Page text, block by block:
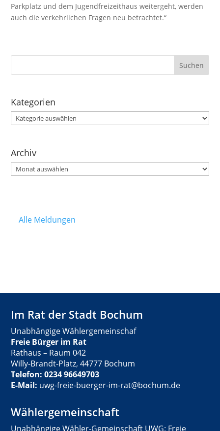
Parkplatz und dem Jugendfreizeithaus weitergeht, werden
auch die verkehrlichen Fragen neu betrachtet.“
Kategorien
Kategorien
Archiv
Archiv
Alle Meldungen
Im Rat der Stadt Bochum
Unabhängige Wählergemeinschaf
Freie Bürger im Rat
Rathaus – Raum 042
Willy-Brandt-Platz, 44777 Bochum
Telefon: 0234 96649703
E-Mail: uwg-freie-buerger-im-rat@bochum.de
Wählergemeinschaft
Unabhängige Wähler-Gemeinschaft UWG: Freie